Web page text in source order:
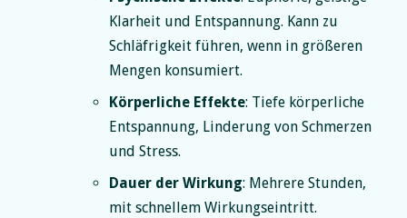
Klarheit und Entspannung. Kann zu
Schläfrigkeit führen, wenn in größeren
Mengen konsumiert.
Körperliche Effekte: Tiefe körperliche
Entspannung, Linderung von Schmerzen
und Stress.
Dauer der Wirkung: Mehrere Stunden,
mit schnellem Wirkungseintritt.